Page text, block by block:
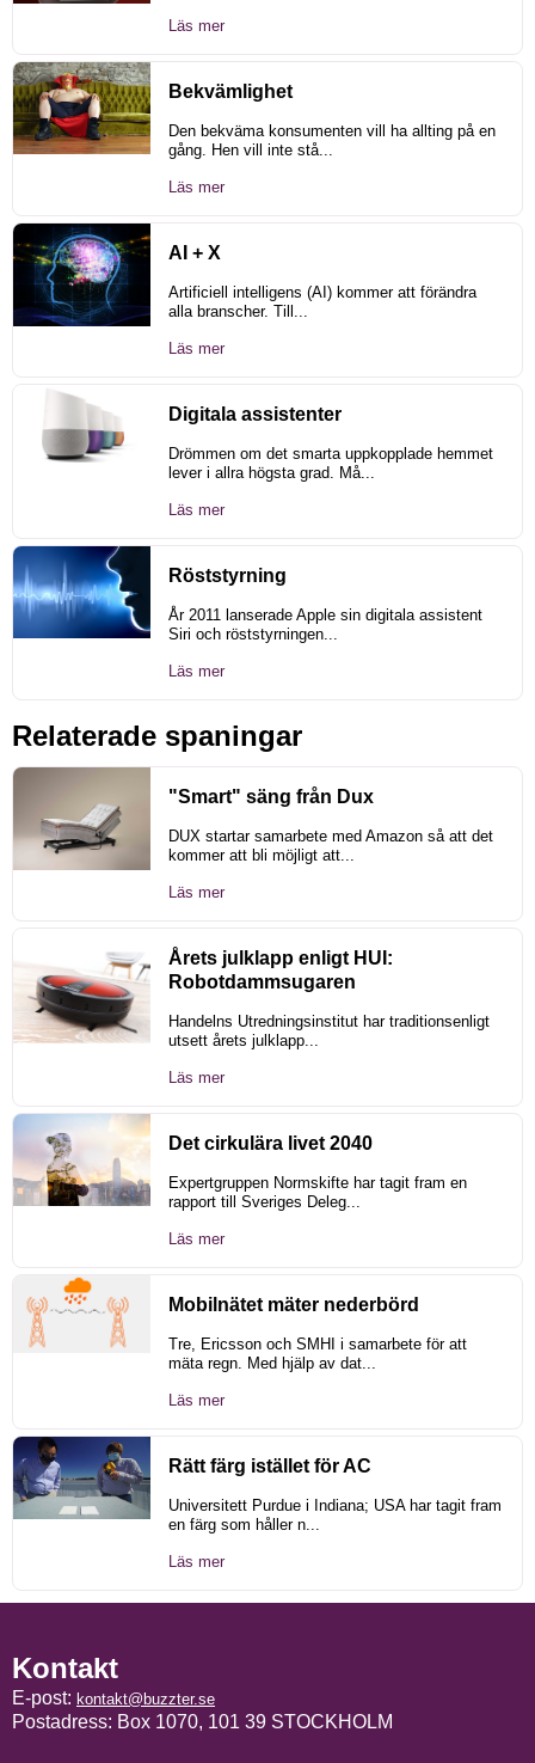
Läs mer
Bekvämlighet
Den bekväma konsumenten vill ha allting på en
gång. Hen vill inte stå...
Läs mer
AI + X
Artificiell intelligens (AI) kommer att förändra
alla branscher. Till...
Läs mer
Digitala assistenter
Drömmen om det smarta uppkopplade hemmet
lever i allra högsta grad. Må...
Läs mer
Röststyrning
År 2011 lanserade Apple sin digitala assistent
Siri och röststyrningen...
Läs mer
Relaterade spaningar
"Smart" säng från Dux
DUX startar samarbete med Amazon så att det
kommer att bli möjligt att...
Läs mer
Årets julklapp enligt HUI:
Robotdammsugaren
Handelns Utredningsinstitut har traditionsenligt
utsett årets julklapp...
Läs mer
Det cirkulära livet 2040
Expertgruppen Normskifte har tagit fram en
rapport till Sveriges Deleg...
Läs mer
Mobilnätet mäter nederbörd
Tre, Ericsson och SMHI i samarbete för att
mäta regn. Med hjälp av dat...
Läs mer
Rätt färg istället för AC
Universitett Purdue i Indiana; USA har tagit fram
en färg som håller n...
Läs mer
Kontakt
E-post: kontakt@buzzter.se
Postadress: Box 1070, 101 39 STOCKHOLM